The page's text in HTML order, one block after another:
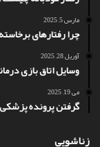
مارس 5, 2025
چرا رفتارهای
آوریل 28, 2025
وسایل اتاق بازی درمانی (8 وسایل بازی
می 19, 2025
گرفتن پرونده پزشکی از
زناشویی